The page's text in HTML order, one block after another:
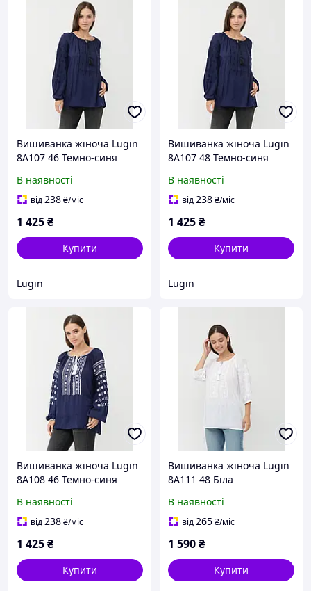
Вишиванка жіноча Lugin
8А107 46 Темно-синя
В наявності
від238₴/міс
1 425₴
Купити
Lugin
Вишиванка жіноча Lugin
8А107 48 Темно-синя
В наявності
від238₴/міс
1 425₴
Купити
Lugin
Вишиванка жіноча Lugin
8А108 46 Темно-синя
В наявності
від238₴/міс
1 425₴
Купити
Вишиванка жіноча Lugin
8А111 48 Біла
В наявності
від265₴/міс
1 590₴
Купити